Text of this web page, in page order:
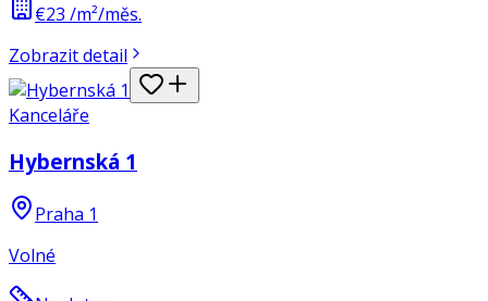
€23 /m²/měs.
Zobrazit detail
Kanceláře
Hybernská 1
Praha 1
Volné